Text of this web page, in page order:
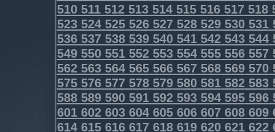
510511512513514515516517518
523524525526527528529530531
536537538539540541542543544
549550551552553554555556557
562563564565566567568569570
575576577578579580581582583
588589590591592593594595596
601602603604605606607608609
614615616617618619620621622